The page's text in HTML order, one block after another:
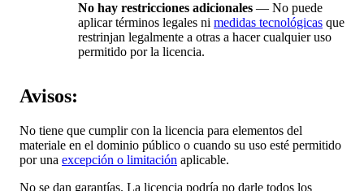
No hay restricciones adicionales — No puede
aplicar términos legales ni medidas tecnológicas que
restrinjan legalmente a otras a hacer cualquier uso
permitido por la licencia.
Avisos:
No tiene que cumplir con la licencia para elementos del
materiale en el dominio público o cuando su uso esté permitido
por una excepción o limitación aplicable.
No se dan garantías. La licencia podría no darle todos los